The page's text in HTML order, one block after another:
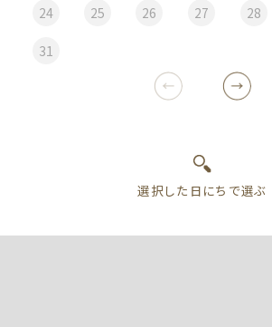
24 25 26 27 28
31